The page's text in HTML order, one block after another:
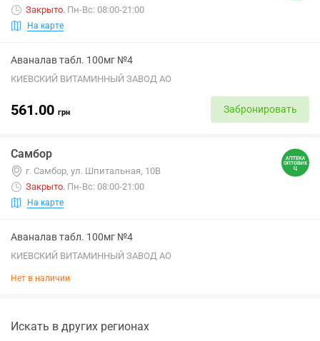
Закрыто. Пн-Вс: 08:00-21:00
На карте
Аваналав табл. 100мг №4
КИЕВСКИЙ ВИТАМИННЫЙ ЗАВОД АО
561.00 грн Забронировать
Самбор
г. Самбор, ул. Шпитальная, 10В
Закрыто. Пн-Вс: 08:00-21:00
На карте
Аваналав табл. 100мг №4
КИЕВСКИЙ ВИТАМИННЫЙ ЗАВОД АО
Нет в наличии
Искать в других регионах